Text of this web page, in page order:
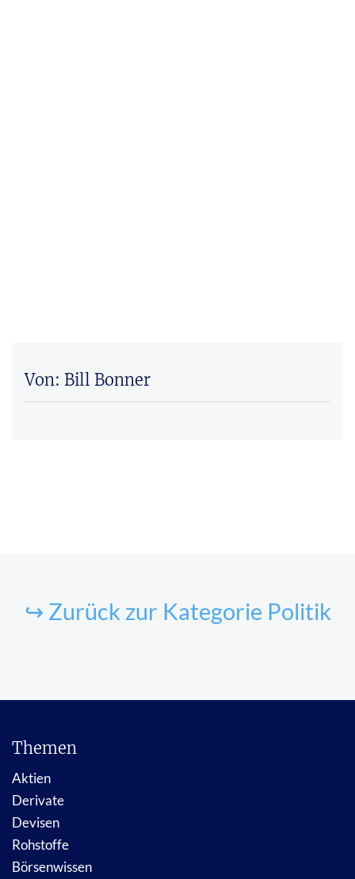
Von: Bill Bonner
↪ Zurück zur Kategorie Politik
Themen
Aktien
Derivate
Devisen
Rohstoffe
Börsenwissen